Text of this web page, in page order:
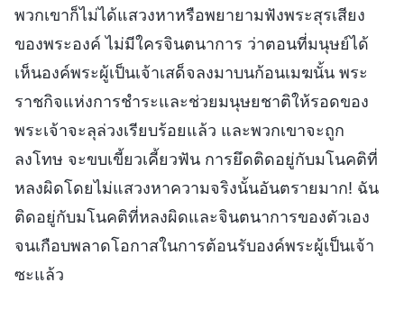
พวกเขาก็ไม่ได้แสวงหาหรือพยายามฟังพระสุรเสียง
ของพระองค์ ไม่มีใครจินตนาการ ว่าตอนที่มนุษย์ได้
เห็นองค์พระผู้เป็นเจ้าเสด็จลงมาบนก้อนเมฆนั้น พระ
ราชกิจแห่งการชำระและช่วยมนุษยชาติให้รอดของ
พระเจ้าจะลุล่วงเรียบร้อยแล้ว และพวกเขาจะถูก
ลงโทษ จะขบเขี้ยวเคี้ยวฟัน การยึดติดอยู่กับมโนคติที่
หลงผิดโดยไม่แสวงหาความจริงนั้นอันตรายมาก! ฉัน
ติดอยู่กับมโนคติที่หลงผิดและจินตนาการของตัวเอง
จนเกือบพลาดโอกาสในการต้อนรับองค์พระผู้เป็นเจ้า
ซะแล้ว